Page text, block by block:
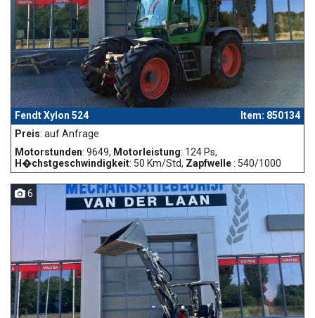
Fendt Xylon 524
Item: 850134
Preis: auf Anfrage
Motorstunden: 9649, Motorleistung: 124 Ps,
H�chstgeschwindigkeit: 50 Km/Std, Zapfwelle: 540/1000
6